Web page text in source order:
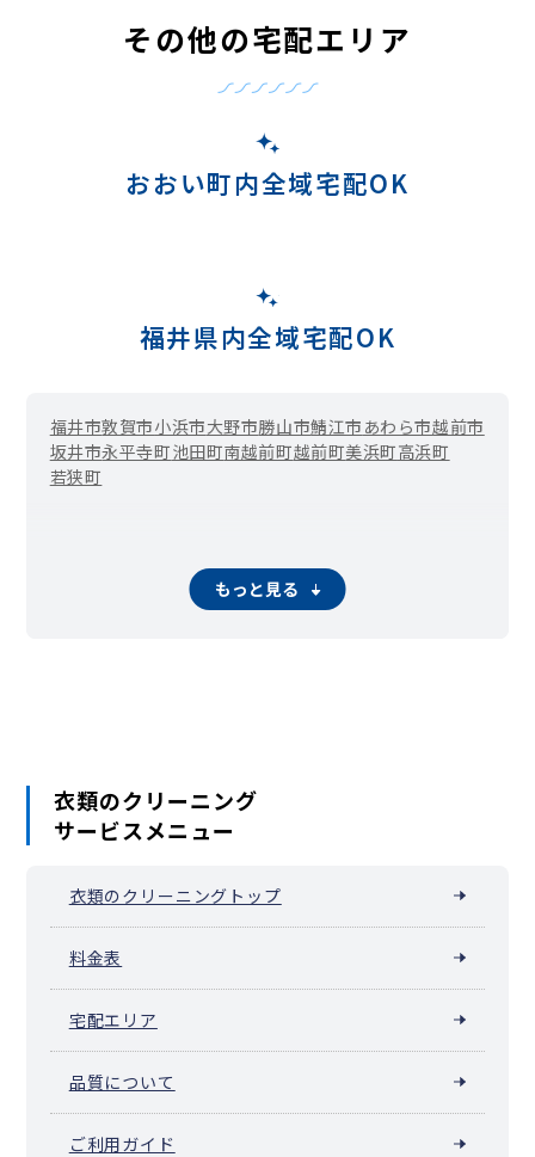
その他の宅配エリア
おおい町内全域宅配OK
福井県内全域宅配OK
福井市敦賀市小浜市大野市勝山市鯖江市 あわら市越前市
坂井市永平寺町池田町南越前町越前町美浜町高浜町
若狭町
もっと見る
衣類のクリーニング
サービスメニュー
衣類のクリーニングトップ
料金表
宅配エリア
品質について
ご利用ガイド